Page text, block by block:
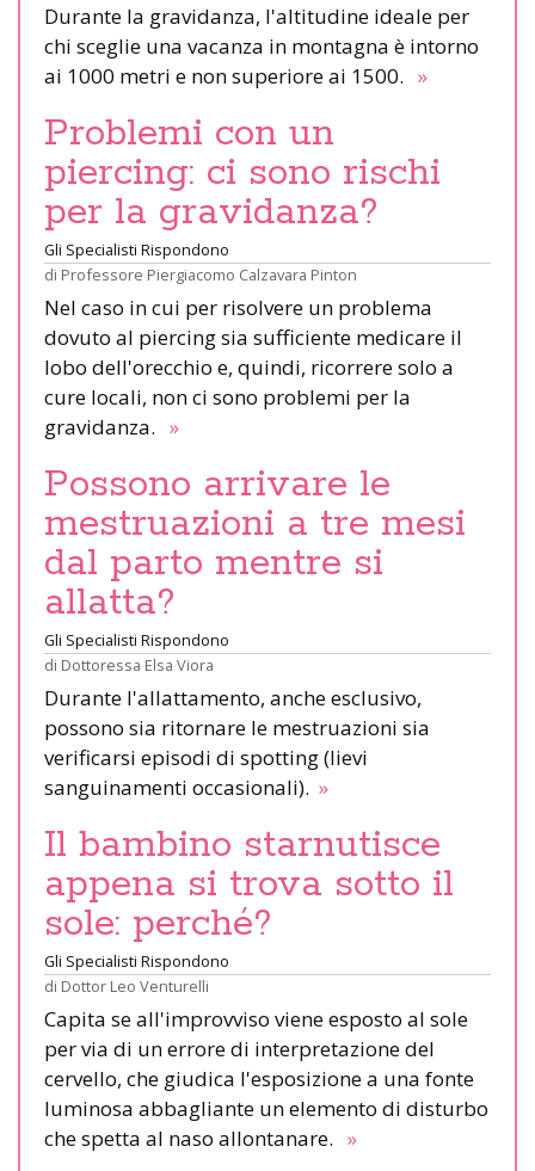
Durante la gravidanza, l'altitudine ideale per
chi sceglie una vacanza in montagna è intorno
ai 1000 metri e non superiore ai 1500. »
Problemi con un
piercing: ci sono rischi
per la gravidanza?
Gli Specialisti Rispondono
di Professore Piergiacomo Calzavara Pinton
Nel caso in cui per risolvere un problema
dovuto al piercing sia sufficiente medicare il
lobo dell'orecchio e, quindi, ricorrere solo a
cure locali, non ci sono problemi per la
gravidanza. »
Possono arrivare le
mestruazioni a tre mesi
dal parto mentre si
allatta?
Gli Specialisti Rispondono
di Dottoressa Elsa Viora
Durante l'allattamento, anche esclusivo,
possono sia ritornare le mestruazioni sia
verificarsi episodi di spotting (lievi
sanguinamenti occasionali). »
Il bambino starnutisce
appena si trova sotto il
sole: perché?
Gli Specialisti Rispondono
di Dottor Leo Venturelli
Capita se all'improvviso viene esposto al sole
per via di un errore di interpretazione del
cervello, che giudica l'esposizione a una fonte
luminosa abbagliante un elemento di disturbo
che spetta al naso allontanare. »